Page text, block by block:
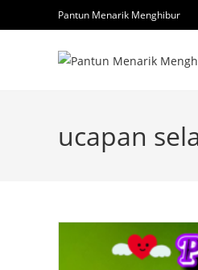
to
Pantun Menarik Menghibur
ucapan